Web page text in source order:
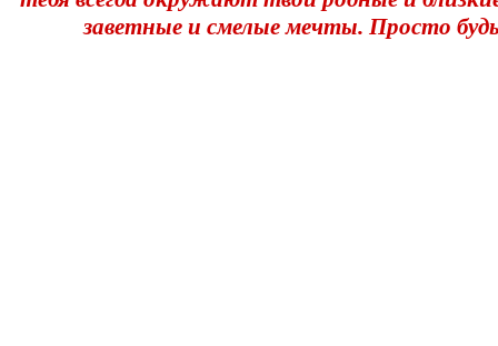
заветные и смелые мечты. Просто